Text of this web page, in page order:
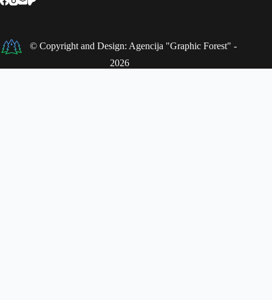
© Copyright and Design: Agencija "Graphic Forest" -
2026